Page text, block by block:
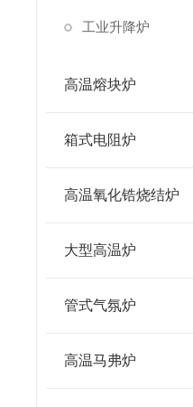
工业升降炉
高温熔块炉
箱式电阻炉
高温氧化锆烧结炉
大型高温炉
管式气氛炉
高温马弗炉